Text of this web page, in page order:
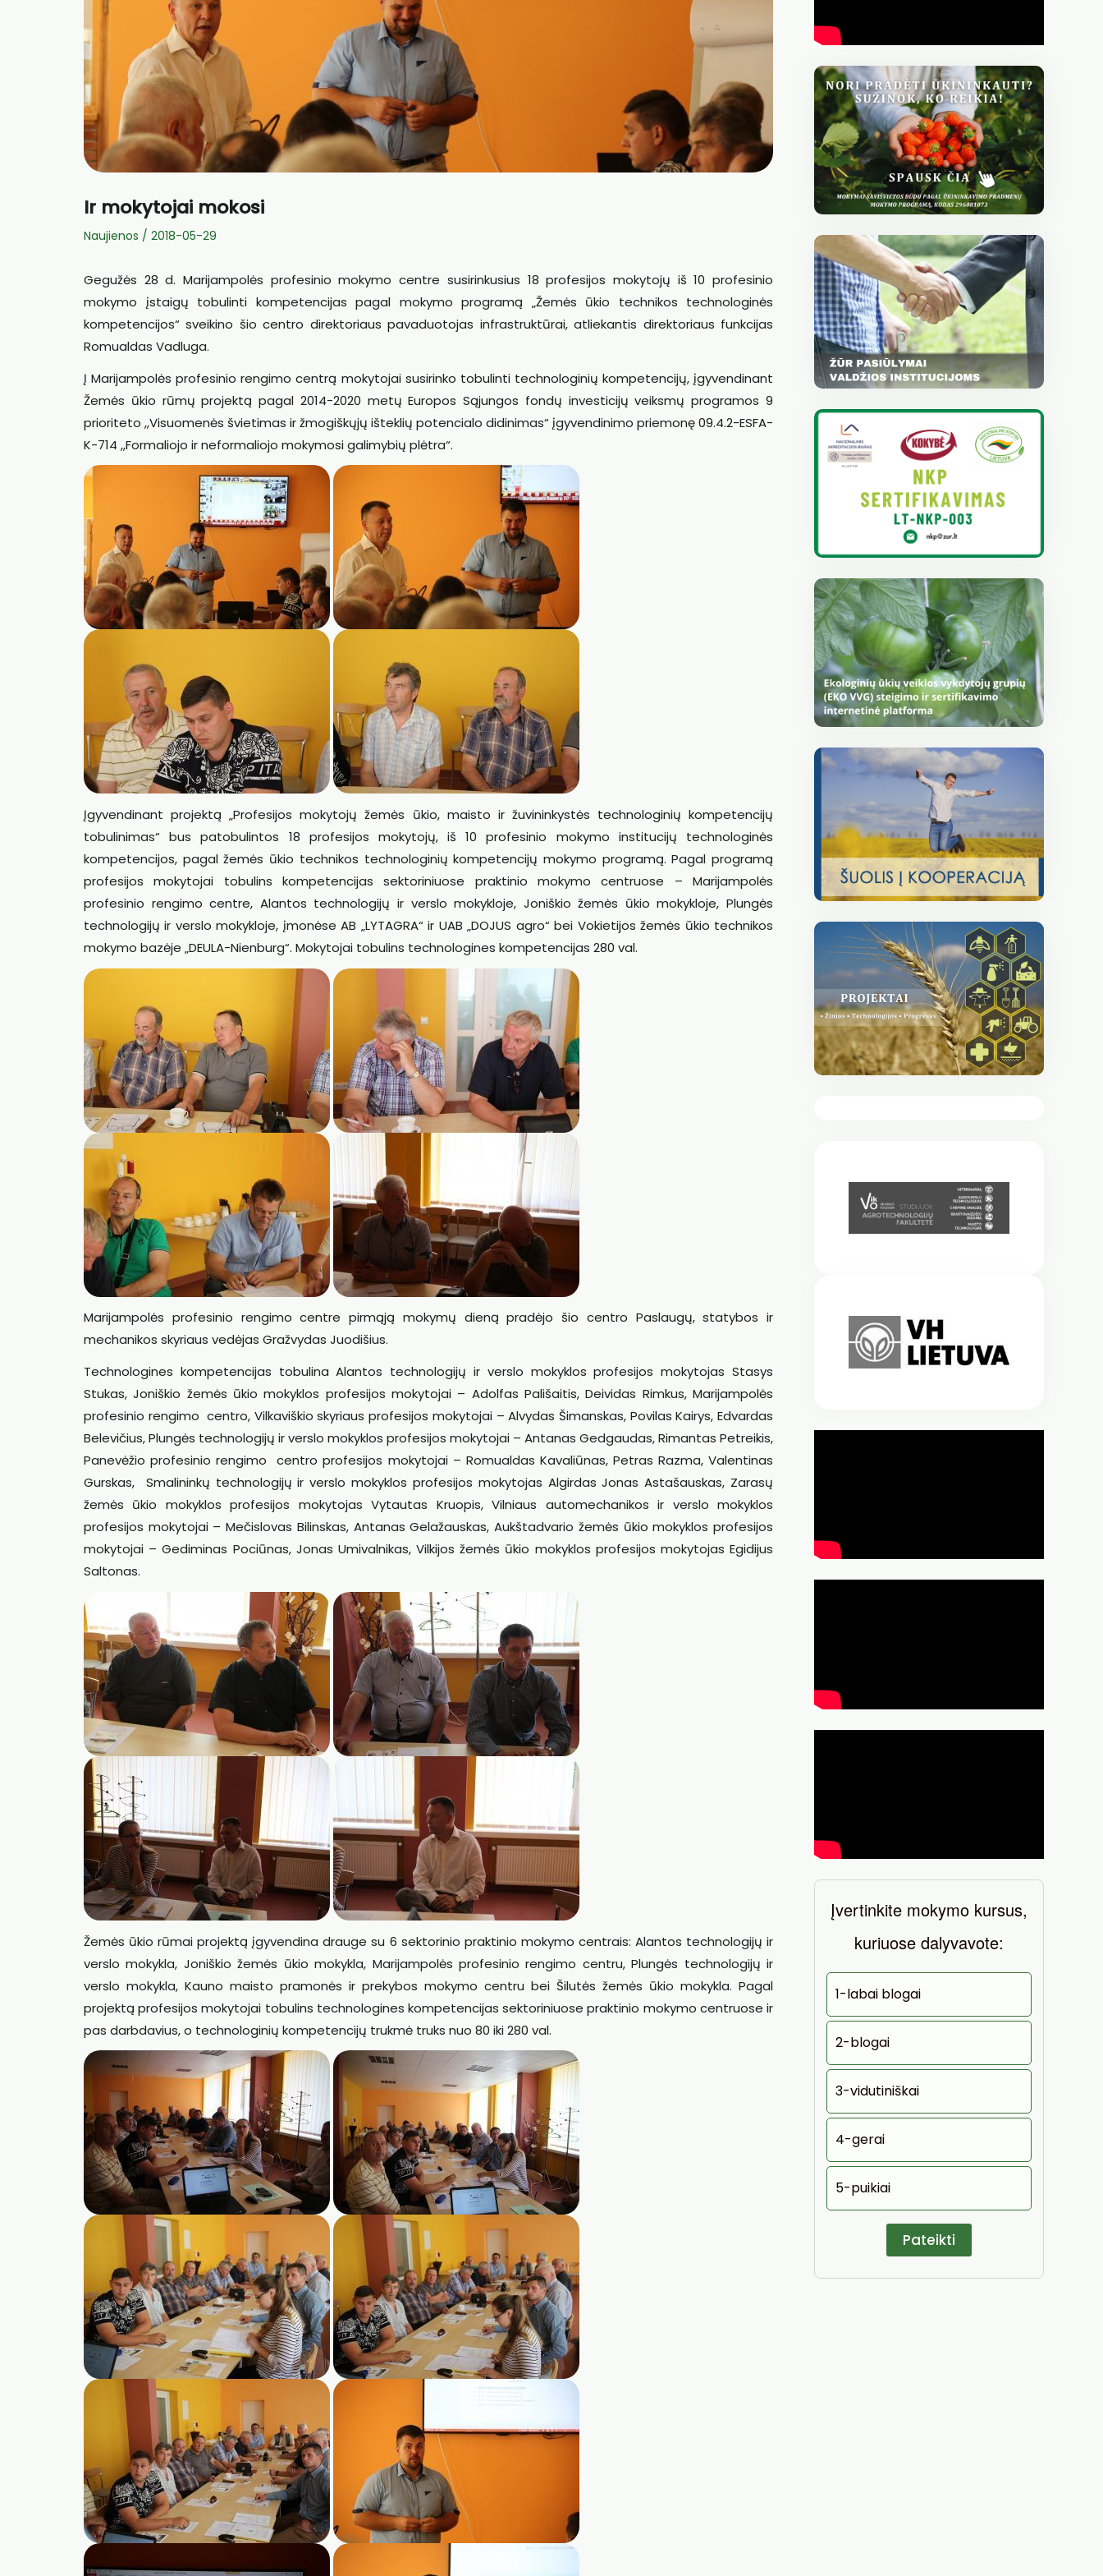
Ir mokytojai mokosi
Naujienos / 2018-05-29
Gegužės 28 d. Marijampolės profesinio mokymo centre susirinkusius 18 profesijos mokytojų iš 10 profesinio
mokymo įstaigų tobulinti kompetencijas pagal mokymo programą „Žemės ūkio technikos technologinės
kompetencijos“ sveikino šio centro direktoriaus pavaduotojas infrastruktūrai, atliekantis direktoriaus funkcijas
Romualdas Vadluga.
Į Marijampolės profesinio rengimo centrą mokytojai susirinko tobulinti technologinių kompetencijų, įgyvendinant
Žemės ūkio rūmų projektą pagal 2014-2020 metų Europos Sąjungos fondų investicijų veiksmų programos 9
prioriteto ,,Visuomenės švietimas ir žmogiškųjų išteklių potencialo didinimas“ įgyvendinimo priemonę 09.4.2-ESFA-
K-714 ,,Formaliojo ir neformaliojo mokymosi galimybių plėtra“.
Įgyvendinant projektą „Profesijos mokytojų žemės ūkio, maisto ir žuvininkystės technologinių kompetencijų
tobulinimas“ bus patobulintos 18 profesijos mokytojų, iš 10 profesinio mokymo institucijų technologinės
kompetencijos, pagal žemės ūkio technikos technologinių kompetencijų mokymo programą. Pagal programą
profesijos mokytojai tobulins kompetencijas sektoriniuose praktinio mokymo centruose – Marijampolės
profesinio rengimo centre, Alantos technologijų ir verslo mokykloje, Joniškio žemės ūkio mokykloje, Plungės
technologijų ir verslo mokykloje, įmonėse AB „LYTAGRA“ ir UAB „DOJUS agro“ bei Vokietijos žemės ūkio technikos
mokymo bazėje „DEULA-Nienburg“. Mokytojai tobulins technologines kompetencijas 280 val.
Marijampolės profesinio rengimo centre pirmąją mokymų dieną pradėjo šio centro Paslaugų, statybos ir
mechanikos skyriaus vedėjas Gražvydas Juodišius.
Technologines kompetencijas tobulina Alantos technologijų ir verslo mokyklos profesijos mokytojas Stasys
Stukas, Joniškio žemės ūkio mokyklos profesijos mokytojai – Adolfas Pališaitis, Deividas Rimkus, Marijampolės
profesinio rengimo centro, Vilkaviškio skyriaus profesijos mokytojai – Alvydas Šimanskas, Povilas Kairys, Edvardas
Belevičius, Plungės technologijų ir verslo mokyklos profesijos mokytojai – Antanas Gedgaudas, Rimantas Petreikis,
Panevėžio profesinio rengimo centro profesijos mokytojai – Romualdas Kavaliūnas, Petras Razma, Valentinas
Gurskas, Smalininkų technologijų ir verslo mokyklos profesijos mokytojas Algirdas Jonas Astašauskas, Zarasų
žemės ūkio mokyklos profesijos mokytojas Vytautas Kruopis, Vilniaus automechanikos ir verslo mokyklos
profesijos mokytojai – Mečislovas Bilinskas, Antanas Gelažauskas, Aukštadvario žemės ūkio mokyklos profesijos
mokytojai – Gediminas Pociūnas, Jonas Umivalnikas, Vilkijos žemės ūkio mokyklos profesijos mokytojas Egidijus
Saltonas.
Žemės ūkio rūmai projektą įgyvendina drauge su 6 sektorinio praktinio mokymo centrais: Alantos technologijų ir
verslo mokykla, Joniškio žemės ūkio mokykla, Marijampolės profesinio rengimo centru, Plungės technologijų ir
verslo mokykla, Kauno maisto pramonės ir prekybos mokymo centru bei Šilutės žemės ūkio mokykla. Pagal
projektą profesijos mokytojai tobulins technologines kompetencijas sektoriniuose praktinio mokymo centruose ir
pas darbdavius, o technologinių kompetencijų trukmė truks nuo 80 iki 280 val.
Įvertinkite mokymo kursus,
kuriuose dalyvavote:
1-labai blogai
2-blogai
3-vidutiniškai
4-gerai
5-puikiai